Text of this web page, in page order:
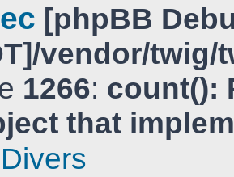
[phpBB
vendor/
1266: count():
that
Divers